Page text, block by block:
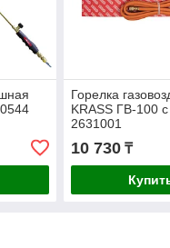
Горелка
KRASS ГВ-100
2631001
10 730₸